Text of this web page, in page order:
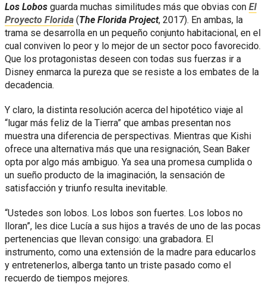
Los Lobos guarda muchas similitudes más que obvias con El
Proyecto Florida (The Florida Project, 2017). En ambas, la
trama se desarrolla en un pequeño conjunto habitacional, en el
cual conviven lo peor y lo mejor de un sector poco favorecido.
Que los protagonistas deseen con todas sus fuerzas ir a
Disney enmarca la pureza que se resiste a los embates de la
decadencia.
Y claro, la distinta resolución acerca del hipotético viaje al
“lugar más feliz de la Tierra” que ambas presentan nos
muestra una diferencia de perspectivas. Mientras que Kishi
ofrece una alternativa más que una resignación, Sean Baker
opta por algo más ambiguo. Ya sea una promesa cumplida o
un sueño producto de la imaginación, la sensación de
satisfacción y triunfo resulta inevitable.
“Ustedes son lobos. Los lobos son fuertes. Los lobos no
lloran”, les dice Lucía a sus hijos a través de uno de las pocas
pertenencias que llevan consigo: una grabadora. El
instrumento, como una extensión de la madre para educarlos
y entretenerlos, alberga tanto un triste pasado como el
recuerdo de tiempos mejores.